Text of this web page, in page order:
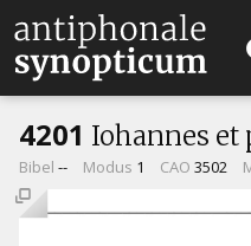
4201 Iohannes et
Bibel -- Modus 1 CAO 3502